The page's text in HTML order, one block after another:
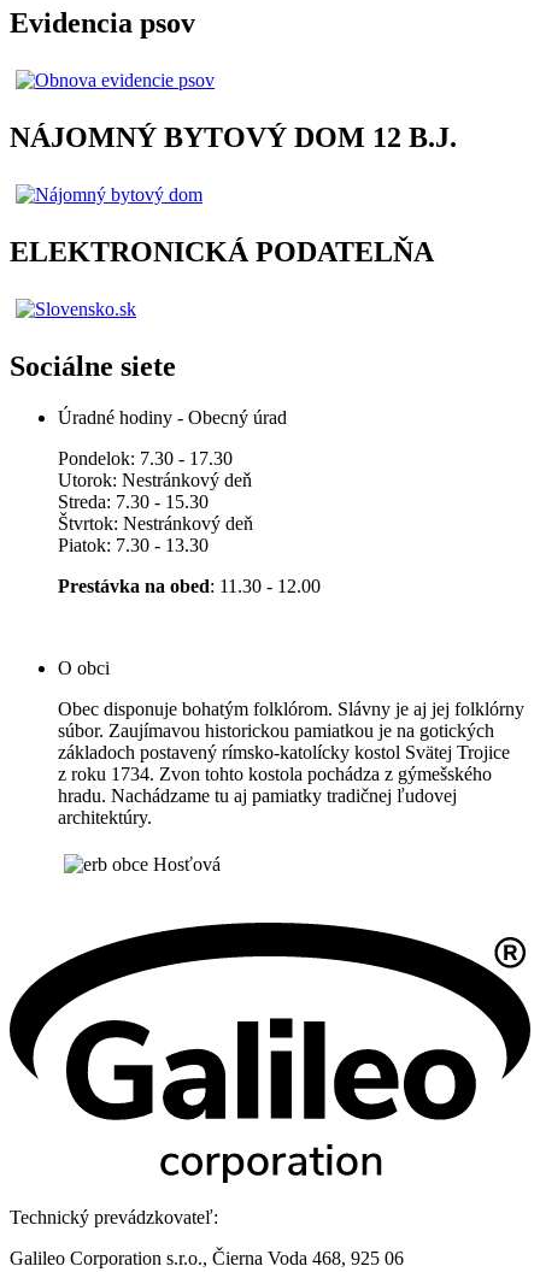
Evidencia psov
NÁJOMNÝ BYTOVÝ DOM 12 B.J.
ELEKTRONICKÁ PODATELŇA
Sociálne siete
Úradné hodiny - Obecný úrad
Pondelok: 7.30 - 17.30
Utorok: Nestránkový deň
Streda: 7.30 - 15.30
Štvrtok: Nestránkový deň
Piatok: 7.30 - 13.30
Prestávka na obed: 11.30 - 12.00
O obci
Obec disponuje bohatým folklórom. Slávny je aj jej folklórny
súbor. Zaujímavou historickou pamiatkou je na gotických
základoch postavený rímsko-katolícky kostol Svätej Trojice
z roku 1734. Zvon tohto kostola pochádza z gýmešského
hradu. Nachádzame tu aj pamiatky tradičnej ľudovej
architektúry.
Technický prevádzkovateľ:
Galileo Corporation s.r.o., Čierna Voda 468, 925 06